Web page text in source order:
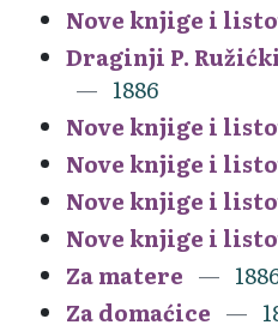
Nove knjige i
Draginji P.
1886
Nove knjige i
Nove knjige i
Nove knjige i
Nove knjige i
Za matere
Za domaćice